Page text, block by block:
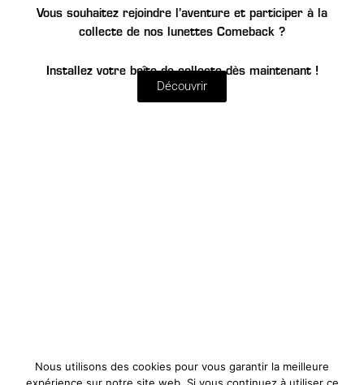
Vous souhaitez rejoindre l’aventure et participer à la
collecte de nos lunettes Comeback ?
Installez votre boîte de collecte dès maintenant !
Découvrir
Comeback Informations
Nous utilisons des cookies pour vous garantir la meilleure